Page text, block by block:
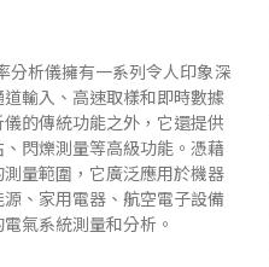
分析儀擁有一系列令人印象深
輸入、高速取樣和即時數據
的傳統功能之外，它還提供
閃爍測量等高級功能。憑藉
量範圍，它廣泛應用於機器
、家用電器、航空電子設備
氣系統測量和分析。